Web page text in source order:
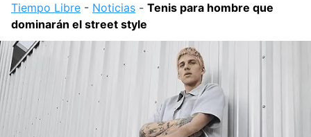
Tiempo Libre - Noticias - Tenis para hombre que
dominarán el street style